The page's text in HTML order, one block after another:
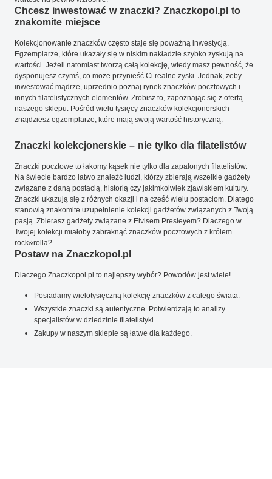
Chcesz inwestować w znaczki? Znaczkopol.pl to
znakomite miejsce
Kolekcjonowanie znaczków często staje się poważną inwestycją.
Egzemplarze, które ukazały się w niskim nakładzie szybko zyskują na
wartości. Jeżeli natomiast tworzą całą kolekcję, wtedy masz pewność, że
dysponujesz czymś, co może przynieść Ci realne zyski. Jednak, żeby
inwestować mądrze, uprzednio poznaj rynek znaczków pocztowych i
innych filatelistycznych elementów. Zrobisz to, zapoznając się z ofertą
naszego sklepu. Pośród wielu tysięcy znaczków kolekcjonerskich
znajdziesz egzemplarze, które mają swoją wartość historyczną.
Znaczki kolekcjonerskie – nie tylko dla filatelistów
Znaczki pocztowe to łakomy kąsek nie tylko dla zapalonych filatelistów.
Na świecie bardzo łatwo znaleźć ludzi, którzy zbierają wszelkie gadżety
związane z daną postacią, historią czy jakimkolwiek zjawiskiem kultury.
Znaczki ukazują się z różnych okazji i na cześć wielu postaciom. Dlatego
stanowią znakomite uzupełnienie kolekcji gadżetów związanych z Twoją
pasją. Zbierasz gadżety związane z Elvisem Presleyem? Dlaczego w
Twojej kolekcji miałoby zabraknąć znaczków pocztowych z królem
rock&rolla?
Postaw na Znaczkopol.pl
Dlaczego Znaczkopol.pl to najlepszy wybór? Powodów jest wiele!
Posiadamy wielotysięczną kolekcję znaczków z całego świata.
Wszystkie znaczki są autentyczne. Potwierdzają to analizy
specjalistów w dziedzinie filatelistyki.
Zakupy w naszym sklepie są łatwe dla każdego.